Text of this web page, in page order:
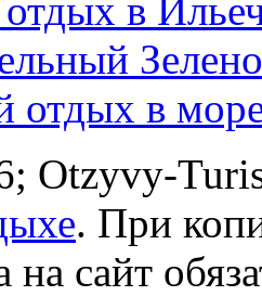
в
отдых в
Otzyvy-
. При
на сайт